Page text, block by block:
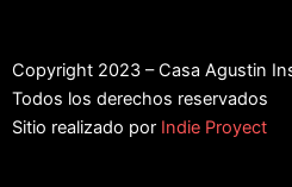
Copyright 2023 – Casa Agustin
Todos los derechos reservados
Sitio realizado por Indie Proyect